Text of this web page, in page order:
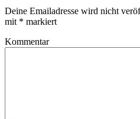
Deine Emailadresse wird nicht
mit * markiert
Kommentar